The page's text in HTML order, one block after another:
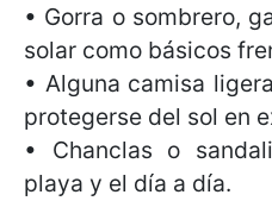
• Gorra o sombrero,
solar como básicos
• Alguna camisa
protegerse del sol en
• Chanclas o
playa y el día a día.